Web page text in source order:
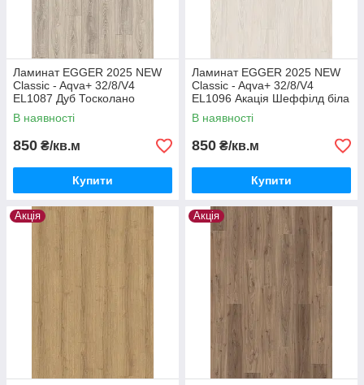
Ламинат EGGER 2025 NEW
Classic - Aqva+ 32/8/V4
EL1087 Дуб Тосколано
світлий
В наявності
850 ₴/кв.м
Купити
Ламинат EGGER 2025 NEW
Classic - Aqva+ 32/8/V4
EL1096 Акація Шеффілд біла
В наявності
850 ₴/кв.м
Купити
Акція Акція